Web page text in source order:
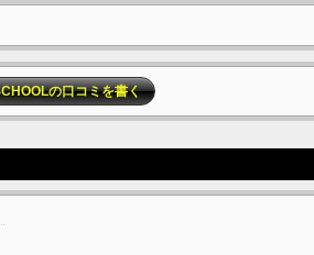
の口コミを書く